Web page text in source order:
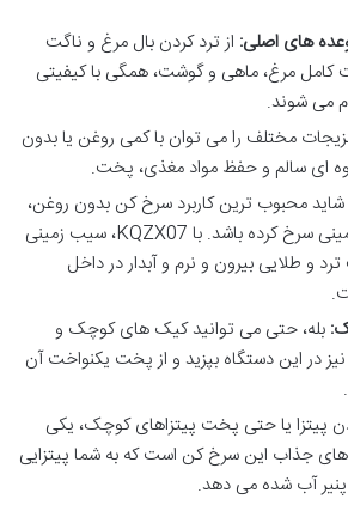
های اصلی: از ترد کردن بال مرغ و ناگت
کامل مرغ، ماهی و گوشت، همگی با کیفیتی
می شوند.
مختلف را می توان با کمی روغن یا بدون
ای سالم و حفظ مواد مغذی، پخت.
شاید محبوب ترین کاربرد سرخ کن بدون روغن،
تهیه سیب زمینی سرخ کرده باشد. با KQZX07، سیب زمینی
و طلایی بیرون و نرم و آبدار در داخل
بله، حتی می توانید کیک های کوچک و
نیز در این دستگاه بپزید و از پخت یکنواخت آن
پیتزا یا حتی پخت پیتزاهای کوچک، یکی
جذاب این سرخ کن است که به شما پیتزایی
پنیر آب شده می دهد.